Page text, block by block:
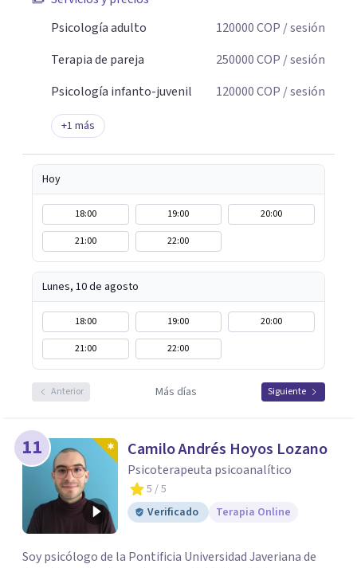
Psicología adulto
120000COP / sesión
Terapia de pareja
250000COP / sesión
Psicología infanto-juvenil
120000COP / sesión
+1 más
Hoy
18:00 19:00
20:00
21:00
22:00
Lunes, 10 de agosto
18:00 19:00
20:00
21:00
22:00
Anterior Más días Siguiente
11 Camilo Andrés Hoyos Lozano
Psicoterapeuta psicoanalítico
5 / 5
Verificado
Terapia Online
Soy psicólogo de la Pontificia Universidad Javeriana de